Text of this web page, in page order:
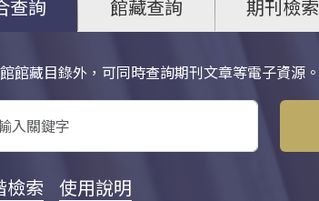
查詢 館藏查詢 期刊檢索
館藏目錄外，可同時查詢期刊文章等電子資源。
搜尋
檢索 使用說明